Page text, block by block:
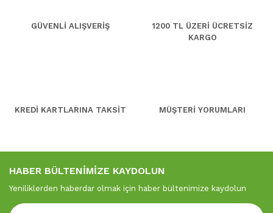
GÜVENLİ ALIŞVERİŞ
1200 TL ÜZERİ ÜCRETSİZ
KARGO
KREDİ KARTLARINA TAKSİT MÜŞTERİ YORUMLARI
HABER BÜLTENİMİZE KAYDOLUN
Yeniliklerden haberdar olmak için haber bültenimize kaydolun